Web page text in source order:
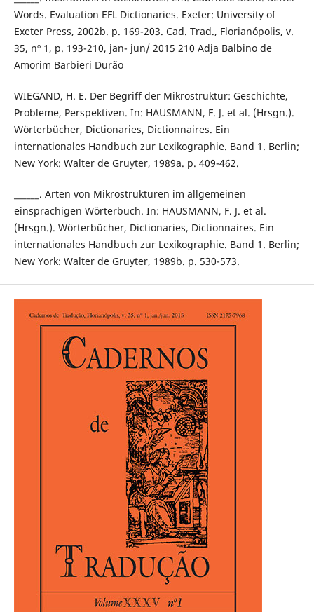
Words. Evaluation EFL Dictionaries. Exeter: University of
Exeter Press, 2002b. p. 169-203. Cad. Trad., Florianópolis, v.
35, nº 1, p. 193-210, jan- jun/ 2015 210 Adja Balbino de
Amorim Barbieri Durão
WIEGAND, H. E. Der Begriff der Mikrostruktur: Geschichte,
Probleme, Perspektiven. In: HAUSMANN, F. J. et al. (Hrsgn.).
Wörterbücher, Dictionaries, Dictionnaires. Ein
internationales Handbuch zur Lexikographie. Band 1. Berlin;
New York: Walter de Gruyter, 1989a. p. 409-462.
______. Arten von Mikrostrukturen im allgemeinen
einsprachigen Wörterbuch. In: HAUSMANN, F. J. et al.
(Hrsgn.). Wörterbücher, Dictionaries, Dictionnaires. Ein
internationales Handbuch zur Lexikographie. Band 1. Berlin;
New York: Walter de Gruyter, 1989b. p. 530-573.